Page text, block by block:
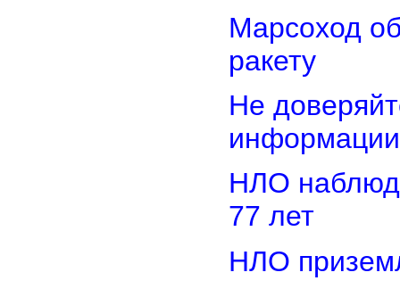
Марсоход
ракету
Не
информации
НЛО
77 лет
НЛО